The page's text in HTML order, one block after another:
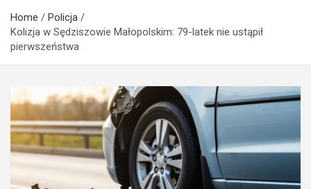
Home
Policja
Kolizja w Sędziszowie Małopolskim: 79-latek nie ustąpił
pierwszeństwa